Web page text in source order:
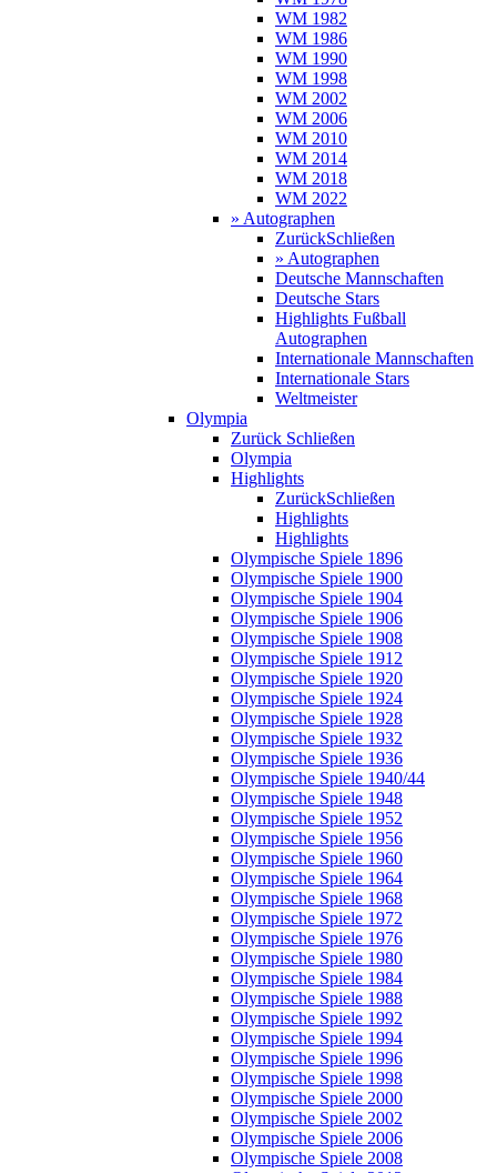
WM 1982
WM 1986
WM 1990
WM 1998
WM 2002
WM 2006
WM 2010
WM 2014
WM 2018
WM 2022
» Autographen
ZurückSchließen
» Autographen
Deutsche Mannschaften
Deutsche Stars
Highlights Fußball
Autographen
Internationale Mannschaften
Internationale Stars
Weltmeister
Olympia
Zurück Schließen
Olympia
Highlights
ZurückSchließen
Highlights
Highlights
Olympische Spiele 1896
Olympische Spiele 1900
Olympische Spiele 1904
Olympische Spiele 1906
Olympische Spiele 1908
Olympische Spiele 1912
Olympische Spiele 1920
Olympische Spiele 1924
Olympische Spiele 1928
Olympische Spiele 1932
Olympische Spiele 1936
Olympische Spiele 1940/44
Olympische Spiele 1948
Olympische Spiele 1952
Olympische Spiele 1956
Olympische Spiele 1960
Olympische Spiele 1964
Olympische Spiele 1968
Olympische Spiele 1972
Olympische Spiele 1976
Olympische Spiele 1980
Olympische Spiele 1984
Olympische Spiele 1988
Olympische Spiele 1992
Olympische Spiele 1994
Olympische Spiele 1996
Olympische Spiele 1998
Olympische Spiele 2000
Olympische Spiele 2002
Olympische Spiele 2006
Olympische Spiele 2008